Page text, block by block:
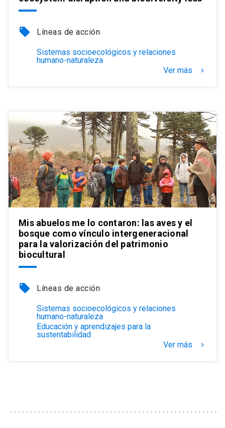
local_offer Líneas de acción
Sistemas socioecológicos y relaciones
humano-naturaleza
Ver más
keyboard_arrow_right
Mis abuelos me lo contaron: las aves y el
bosque como vínculo intergeneracional
para la valorización del patrimonio
biocultural
local_offer Líneas de acción
Sistemas socioecológicos y relaciones
humano-naturaleza
Educación y aprendizajes para la
sustentabilidad
Ver más
keyboard_arrow_right